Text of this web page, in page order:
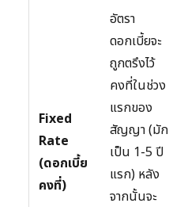
Fixed
Rate
(ดอกเบี้ย
คงที่)
อัตรา
ดอกเบี้ยจะ
ถูกตรึงไว้
คงที่ในช่วง
แรกของ
สัญญา (มัก
เป็น 1-5 ปี
แรก) หลัง
จากนั้นจะ